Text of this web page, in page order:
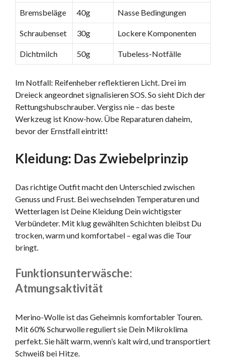
Bremsbeläge 40g Nasse Bedingungen
Schraubenset 30g Lockere Komponenten
Dichtmilch 50g Tubeless-Notfälle
Im Notfall: Reifenheber reflektieren Licht. Drei im
Dreieck angeordnet signalisieren SOS. So sieht Dich der
Rettungshubschrauber. Vergiss nie – das beste
Werkzeug ist Know-how. Übe Reparaturen daheim,
bevor der Ernstfall eintritt!
Kleidung: Das Zwiebelprinzip
Das richtige Outfit macht den Unterschied zwischen
Genuss und Frust. Bei wechselnden Temperaturen und
Wetterlagen ist Deine Kleidung Dein wichtigster
Verbündeter. Mit klug gewählten Schichten bleibst Du
trocken, warm und komfortabel – egal was die Tour
bringt.
Funktionsunterwäsche:
Atmungsaktivität
Merino-Wolle ist das Geheimnis komfortabler Touren.
Mit 60% Schurwolle reguliert sie Dein Mikroklima
perfekt. Sie hält warm, wenn’s kalt wird, und transportiert
Schweiß bei Hitze.